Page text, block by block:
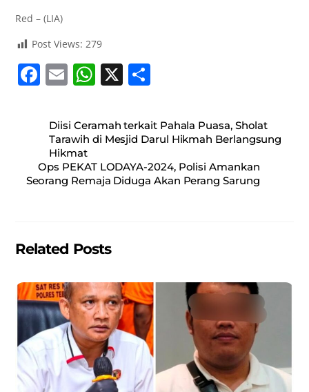
Red – (LIA)
Post Views: 279
F
c
e
b
o
E
ai
l
W
at
s
A
p
X
ar
e
Diisi Ceramah terkait Pahala Puasa, Sholat
Tarawih di Mesjid Darul Hikmah Berlangsung
Hikmat
Ops PEKAT LODAYA-2024, Polisi Amankan
Seorang Remaja Diduga Akan Perang Sarung
Related Posts